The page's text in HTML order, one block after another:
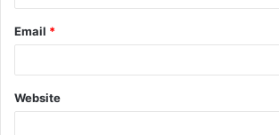
Email *
Website